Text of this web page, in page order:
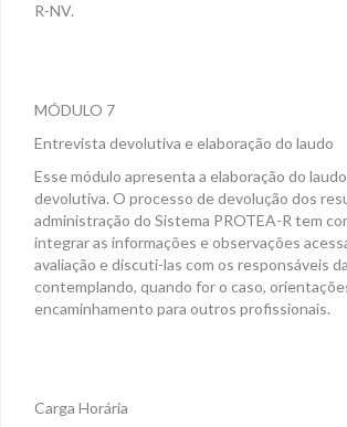
R-NV.
MÓDULO 7
Entrevista devolutiva e elaboração do laudo
Esse módulo apresenta a elaboração do
devolutiva. O processo de devolução dos
administração do Sistema PROTEA-R tem
integrar as informações e observações
avaliação e discuti-las com os responsáveis
contemplando, quando for o caso,
encaminhamento para outros profissionais.
Carga Horária